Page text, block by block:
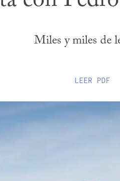
Miles y miles de
LEER PDF